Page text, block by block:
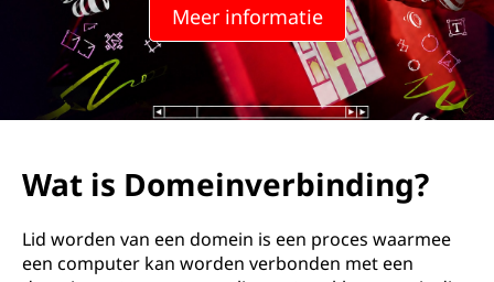
r
n
Meer informatie
Wat is Domeinverbinding?
Lid worden van een domein is een proces waarmee
een computer kan worden verbonden met een